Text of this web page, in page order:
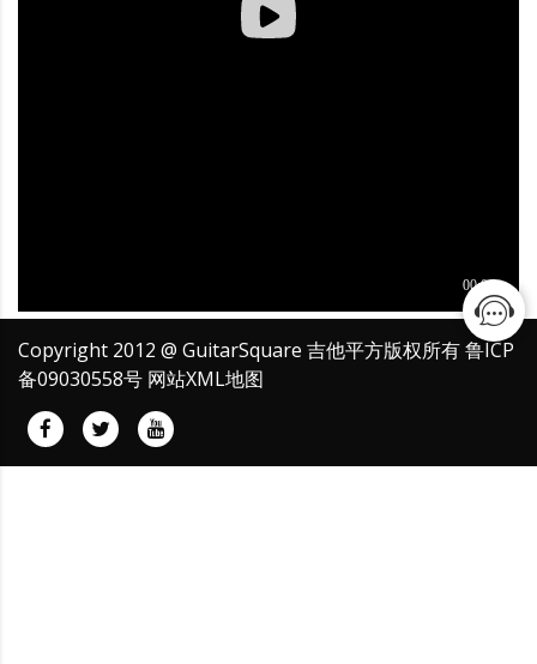
Copyright 2012 @ GuitarSquare 吉他平方版权所有鲁ICP
备09030558号 网站XML地图